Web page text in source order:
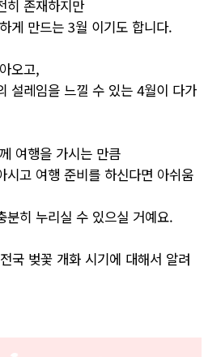
히 존재하지만
게 만드는 3월 이기도 합니다.
오고,
설레임을 느낄 수 있는 4월이 다가
여행을 가시는 만큼
시고 여행 준비를 하신다면 아쉬움
분히 누리실 수 있으실 거예요.
국 벚꽃 개화 시기에 대해서 알려